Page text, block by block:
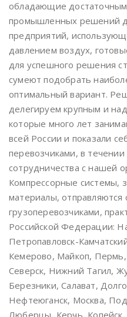
обладающие
промышленных решений
предприятий,
давлением воздух,
для успешного решения
сумеют подобрать
оптимальный вариант.
делегируем крупным и
которые много лет
всей России и показали
перевозчиками, в течении
сотрудничества с нашей
Компрессорные системы,
материалы, отправляются
грузоперевозчиками,
Российской Федерации:
Петропавловск-
Кемерово, Майкоп,
Северск, Нижний Тагил,
Березники, Салават,
Нефтеюганск, Москва,
Люберцы, Керчь, Копейск,